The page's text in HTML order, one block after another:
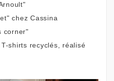
chez Cassina
corner"
shirts recyclés, réalisé